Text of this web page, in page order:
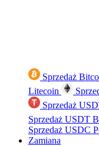
Sprzedaż
Litecoin
Sprzedaż
Sprzedaż USDT
Sprzedaż USDC
Zamiana